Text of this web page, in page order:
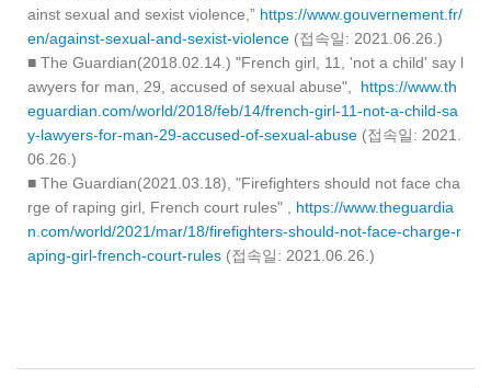
ainst sexual and sexist violence,” https://www.gouvernement.fr/
en/against-sexual-and-sexist-violence (접속일: 2021.06.26.)
■ The Guardian(2018.02.14.) "French girl, 11, 'not a child' say l
awyers for man, 29, accused of sexual abuse", https://www.th
eguardian.com/world/2018/feb/14/french-girl-11-not-a-child-sa
y-lawyers-for-man-29-accused-of-sexual-abuse (접속일: 2021.
06.26.)
■ The Guardian(2021.03.18), "Firefighters should not face cha
rge of raping girl, French court rules" , https://www.theguardia
n.com/world/2021/mar/18/firefighters-should-not-face-charge-r
aping-girl-french-court-rules (접속일: 2021.06.26.)